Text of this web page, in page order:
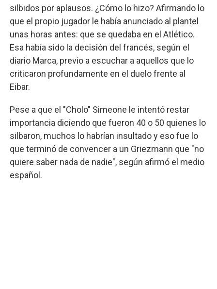
silbidos por aplausos. ¿Cómo lo hizo? Afirmando lo
que el propio jugador le había anunciado al plantel
unas horas antes: que se quedaba en el Atlético.
Esa había sido la decisión del francés, según el
diario Marca, previo a escuchar a aquellos que lo
criticaron profundamente en el duelo frente al
Eibar.
Pese a que el "Cholo" Simeone le intentó restar
importancia diciendo que fueron 40 o 50 quienes lo
silbaron, muchos lo habrían insultado y eso fue lo
que terminó de convencer a un Griezmann que "no
quiere saber nada de nadie", según afirmó el medio
español.